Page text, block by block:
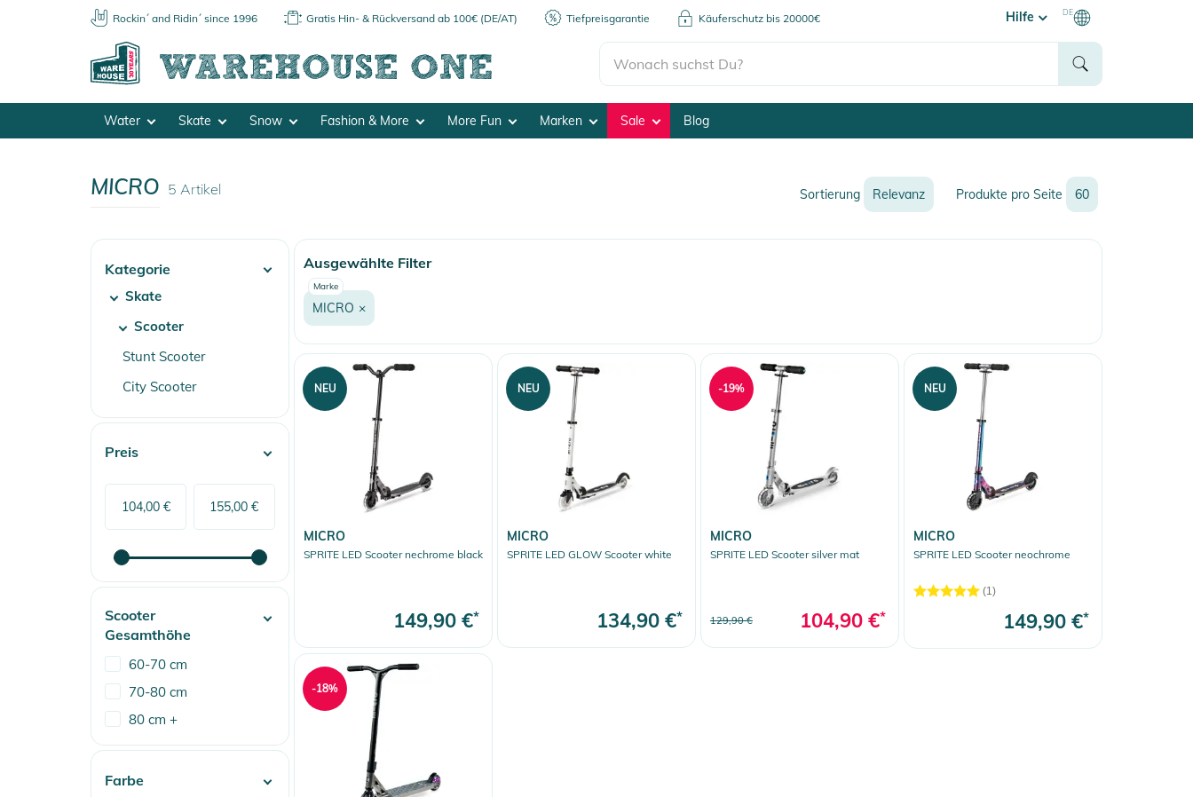
Rockin´ and Ridin´ since 1996 Gratis Hin- & Rückversand ab 100€ (DE/AT) Tiefpreisgarantie Käuferschutz bis 20000€ Hilfe DE
Water Skate Snow Fashion & More More Fun Marken Sale Blog
MICRO 5 Artikel Sortierung
Relevanz
Neueste
Produkte pro Seite 60
Kategorie
Skate
Scooter
Stunt Scooter
City Scooter
Preis
Scooter
Gesamthöhe
60-70 cm
70-80 cm
80 cm +
Farbe
Ausgewählte Filter
Marke
MICRO ×
MICRO
SPRITE LED Scooter nechrome black
149,90 €*
NEU
MICRO
SPRITE LED GLOW Scooter white
134,90 €*
NEU
MICRO
SPRITE LED Scooter silver mat
129,90 € 104,90 €*
-19%
MICRO
SPRITE LED Scooter neochrome
(1)
149,90 €*
NEU
-18%